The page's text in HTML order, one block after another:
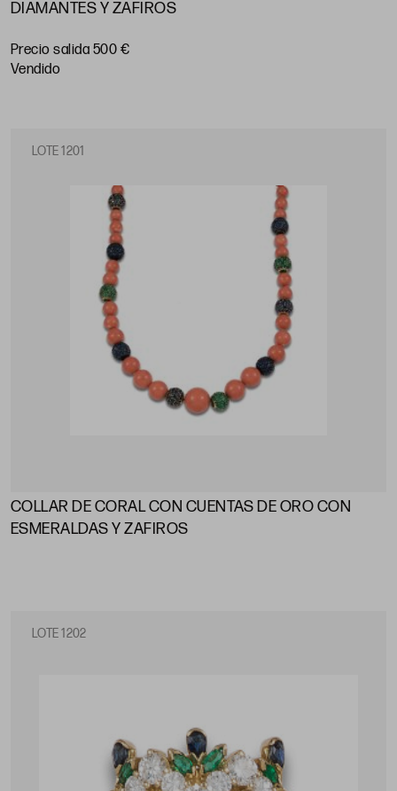
DIAMANTES Y ZAFIROS
Precio salida 500 €
vendido
LOTE 1201
COLLAR DE CORAL CON CUENTAS DE ORO CON
ESMERALDAS Y ZAFIROS
LOTE 1202